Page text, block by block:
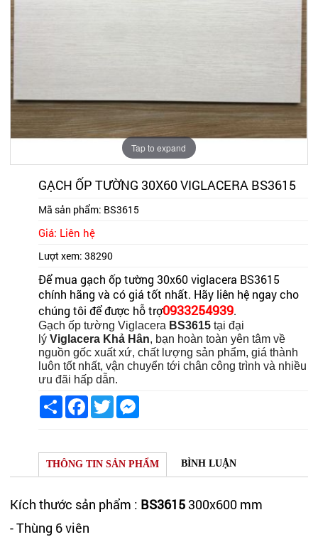
Tap to expand
GẠCH ỐP TƯỜNG 30X60 VIGLACERA BS3615
Mã sản phẩm: BS3615
Giá: Liên hệ
Lượt xem: 38290
Để mua gạch ốp tường 30x60 viglacera BS3615
chính hãng và có giá tốt nhất. Hãy liên hệ ngay cho
chúng tôi để được hỗ trợ0933254939.
Gạch ốp tường Viglacera BS3615tại đại
lýViglacera Khả Hân, bạn hoàn toàn yên tâm về
nguồn gốc xuất xứ, chất lượng sản phẩm, giá thành
luôn tốt nhất, vận chuyển tới chân công trình và nhiều
ưu đãi hấp dẫn.
Share Facebook
Twitter
THÔNG TIN SẢN PHẨM BÌNH LUẬN
Kích thước sản phẩm : BS3615 300x600 mm
- Thùng 6 viên